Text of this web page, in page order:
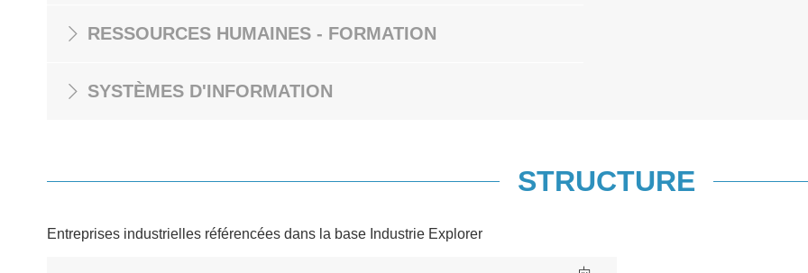
RESSOURCES HUMAINES - FORMATION
SYSTÈMES D'INFORMATION
STRUCTURE
Entreprises industrielles référencées dans la base Industrie Explorer